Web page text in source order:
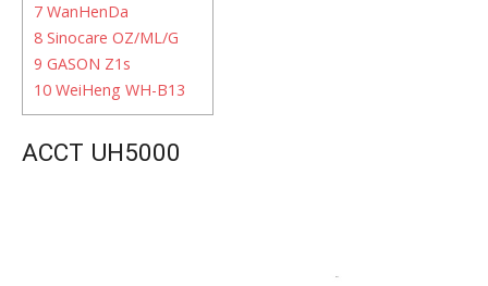
7 WanHenDa
8 Sinocare OZ/ML/G
9 GASON Z1s
10 WeiHeng WH-B13
ACCT UH5000